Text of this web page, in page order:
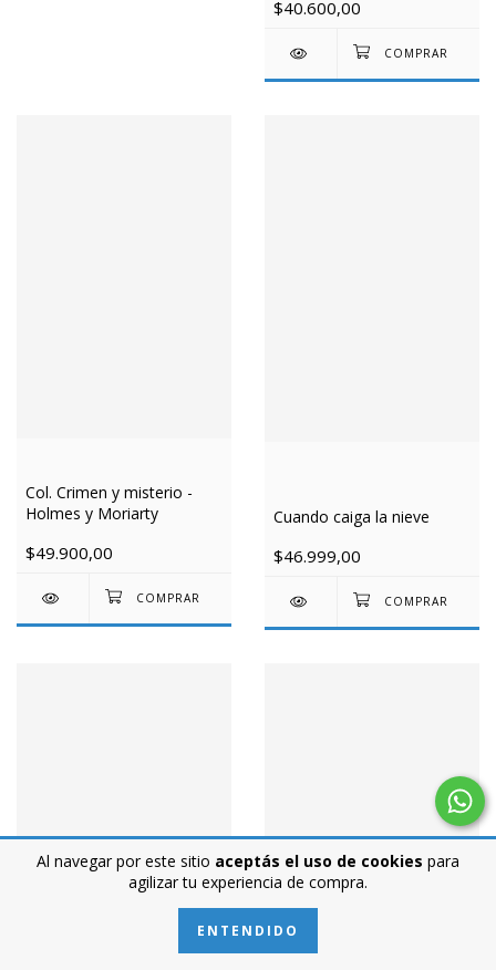
Al navegar por este sitio aceptás el uso de cookies para
agilizar tu experiencia de compra.
ENTENDIDO
$40.600,00
Col. Crimen y misterio -
Holmes y Moriarty
$49.900,00
Cuando caiga la nieve
$46.999,00